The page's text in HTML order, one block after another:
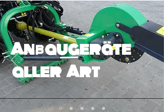
Anbaugeräte
aller Art